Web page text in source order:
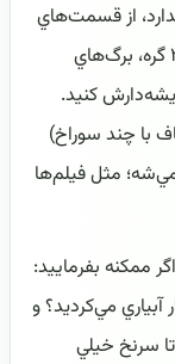
از قسمت‌هاي
بگيريد: ۱۰–۱۵ سانت با ۲–۳ گره، برگ‌هاي
کنيد.
با چند سوراخ)
مثل فيلم‌ها
ممکنه بفرماييد:
مي‌کرديد؟ و
سرنخ خيلي